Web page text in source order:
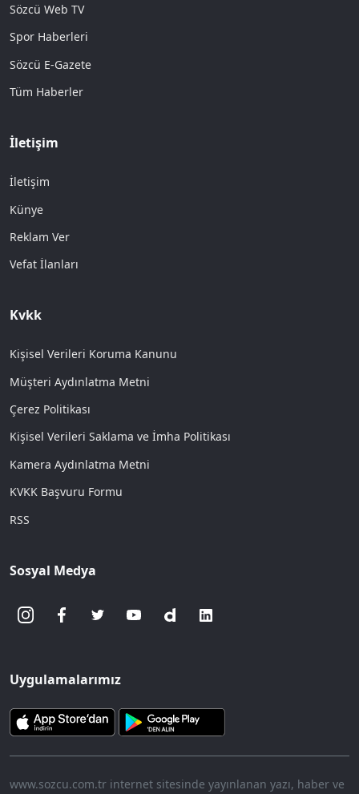
Sözcü Web TV
Spor Haberleri
Sözcü E-Gazete
Tüm Haberler
İletişim
İletişim
Künye
Reklam Ver
Vefat İlanları
Kvkk
Kişisel Verileri Koruma Kanunu
Müşteri Aydınlatma Metni
Çerez Politikası
Kişisel Verileri Saklama ve İmha Politikası
Kamera Aydınlatma Metni
KVKK Başvuru Formu
RSS
Sosyal Medya
Uygulamalarımız
www.sozcu.com.tr internet sitesinde yayınlanan yazı, haber ve